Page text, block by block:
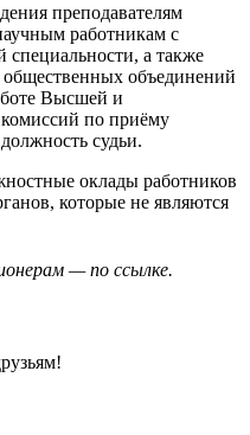
преподавателям
работникам с
а также
объединений
Высшей и
по приёму
судьи.
оклады работников
которые не являются
— по ссылке.